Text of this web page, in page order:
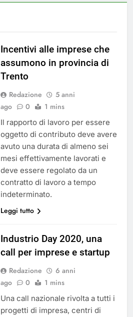
Incentivi alle imprese che
assumono in provincia di
Trento
Redazione
5 anni
ago
0 1 mins
Il rapporto di lavoro per essere
oggetto di contributo deve avere
avuto una durata di almeno sei
mesi effettivamente lavorati e
deve essere regolato da un
contratto di lavoro a tempo
indeterminato.
Leggi tutto
Industrio Day 2020, una
call per imprese e startup
Redazione
6 anni
ago
0 1 mins
Una call nazionale rivolta a tutti i
progetti di impresa, centri di